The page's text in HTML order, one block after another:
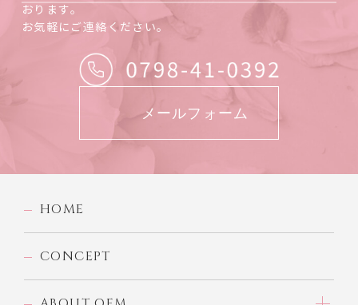
おります。
お気軽にご連絡ください。
メールフォーム
HOME
CONCEPT